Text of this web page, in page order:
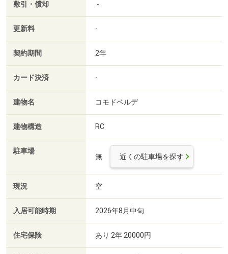
敷引・償却 -
更新料 -
契約期間 2年
カード決済 -
建物名 コモドベルデ
建物構造 RC
駐車場
無 近くの駐車場を探す
現況 空
入居可能時期 2026年8月中旬
住宅保険 あり 2年 20000円